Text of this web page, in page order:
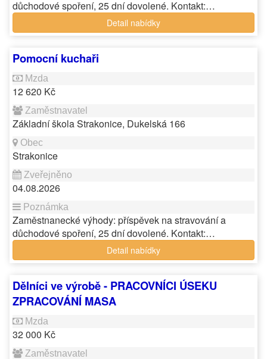
důchodové spoření, 25 dní dovolené. Kontakt:…
Detail nabídky
Pomocní kuchaři
12 620 Kč
Základní škola Strakonice, Dukelská 166
Strakonice
04.08.2026
Zaměstnanecké výhody: příspěvek na stravování a
důchodové spoření, 25 dní dovolené. Kontakt:…
Detail nabídky
Dělníci ve výrobě - PRACOVNÍCI ÚSEKU
ZPRACOVÁNÍ MASA
32 000 Kč